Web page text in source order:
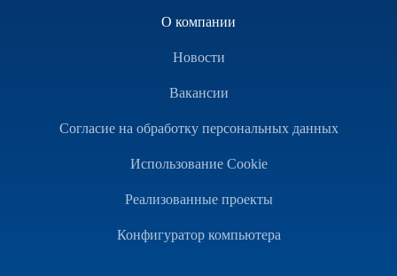
О компании
Новости
Вакансии
Согласие на обработку персональных данных
Использование Cookie
Реализованные проекты
Конфигуратор компьютера